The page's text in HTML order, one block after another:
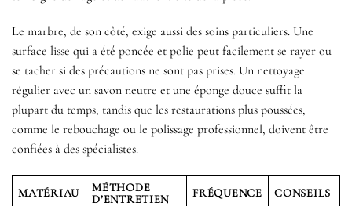
Le marbre, de son côté, exige aussi des soins particuliers. Une
surface lisse qui a été poncée et polie peut facilement se rayer ou
se tacher si des précautions ne sont pas prises. Un nettoyage
régulier avec un savon neutre et une éponge douce suffit la
plupart du temps, tandis que les restaurations plus poussées,
comme le rebouchage ou le polissage professionnel, doivent être
confiées à des spécialistes.
MATÉRIAU
MÉTHODE
D’ENTRETIEN
FRÉQUENCE CONSEILS